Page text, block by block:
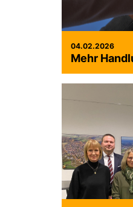
04.02.2026
Mehr